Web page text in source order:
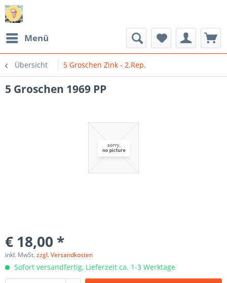
Menü
Übersicht 5 Groschen Zink - 2.Rep.
5 Groschen 1969 PP
€ 18,00 *
inkl. MwSt.zzgl. Versandkosten
Sofort versandfertig, Lieferzeit ca. 1-3 Werktage